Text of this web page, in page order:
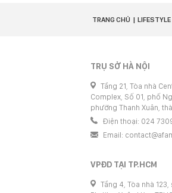
TRANG CHỦ LIFESTYLE
TRỤ SỞ HÀ NỘI
Tầng 21, Tòa nhà
Complex, Số 01, phố
phường Thanh Xuân,
Điện thoại: 024
Email:
VPĐD TẠI TP.HCM
Tầng 4, Tòa nhà 123,